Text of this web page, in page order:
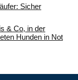
Sicher
& Co, in der
Hunden in Not